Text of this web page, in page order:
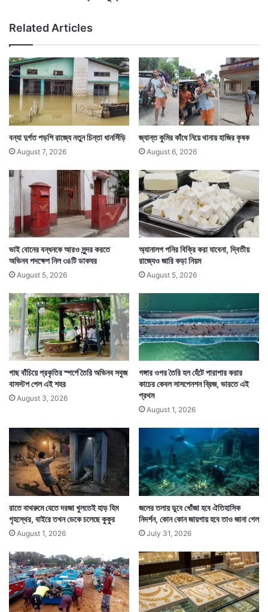
ভা
র
ত
Related Articles
বন্যা দুর্গত পড়শি রাজ্যে নতুন চিন্তা ধানসিঁড়ি
August 7, 2026
জ্যান্ত কুমির কাঁধে নিয়ে থানায় হাজির কৃষক
August 6, 2026
ভাই বোনের বন্ধনকে আরও সুন্দর করতে
অভিনব পদক্ষেপ নিল ৩৪টি ডাকঘর
August 5, 2026
অ্যানালগ পনির বিক্রি করা যাবেনা, দ্বিতীয়
রাজ্যেও জারি কড়া নিয়ম
August 5, 2026
গাছ বাঁচিয়ে প্রকৃতির স্পর্শে তৈরি অভিনব সবুজ
বাসস্টপ পেল এই শহর
August 3, 2026
গঙ্গার ওপর তৈরি হল হেঁটে পারাপার করার
কাচের কেবল সাসপেনশন ব্রিজ, ভারতে এই
প্রথম
August 1, 2026
রাতে বাথরুমে যেতে দরজা খুলতেই হাড় হিম
গৃহস্থের, বাইরে তখন ডেকে চলেছে কুকুর
August 1, 2026
জলের তলায় ডুবে খোঁজা হবে ঐতিহাসিক
নিদর্শন, কোন কোন জায়গায় হবে তাও জানা গেল
July 31, 2026